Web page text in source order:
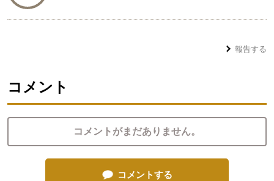
報告する
コメント
コメントがまだありません。
コメントする